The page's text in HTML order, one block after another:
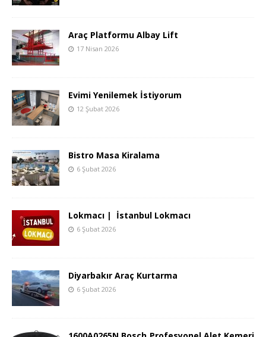
Araç Platformu Albay Lift
17 Nisan 2026
Evimi Yenilemek İstiyorum
12 Şubat 2026
Bistro Masa Kiralama
6 Şubat 2026
Lokmacı | İstanbul Lokmacı
6 Şubat 2026
Diyarbakır Araç Kurtarma
6 Şubat 2026